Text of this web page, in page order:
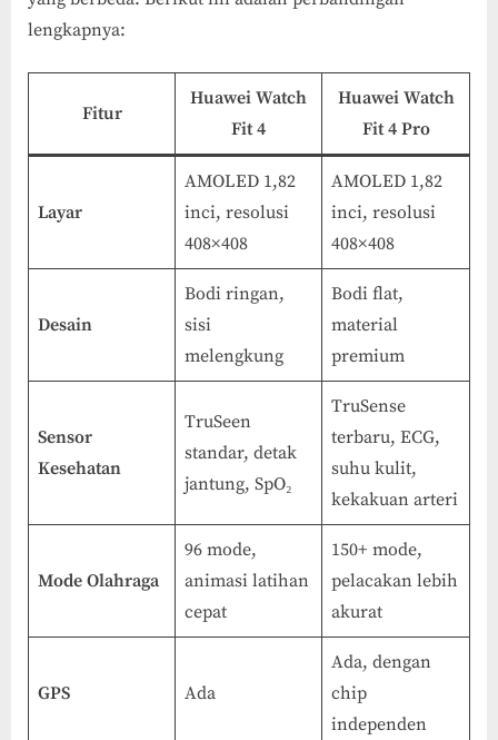
lengkapnya:
Fitur
Huawei Watch
Fit 4
Huawei Watch
Fit 4 Pro
Layar
AMOLED 1,82
inci, resolusi
408×408
AMOLED 1,82
inci, resolusi
408×408
Desain
Bodi ringan,
sisi
melengkung
Bodi flat,
material
premium
Sensor
Kesehatan
TruSeen
standar, detak
jantung, SpO₂
TruSense
terbaru, ECG,
suhu kulit,
kekakuan arteri
Mode Olahraga
96 mode,
animasi latihan
cepat
150+ mode,
pelacakan lebih
akurat
GPS Ada
Ada, dengan
chip
independen